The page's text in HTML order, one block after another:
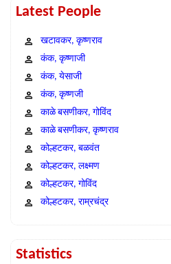
Latest People
खटावकर, कृष्णराव
कंक, कृष्णाजी
कंक, येसाजी
कंक, कृष्णजी
काळे बसणीकर, गोविंद
काळे बसणीकर, कृष्णराव
कोल्हटकर, बळवंत
कोल्हटकर, लक्ष्मण
कोल्हटकर, गोविंद
कोल्हटकर, राम्रचंद्र
Statistics